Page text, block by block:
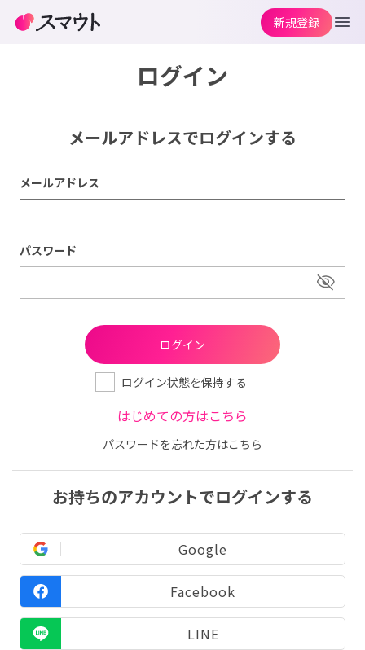
ログイン
メールアドレスでログインする
メールアドレス
パスワード
ログイン状態を保持する
はじめての方はこちら
パスワードを忘れた方はこちら
お持ちのアカウントでログインする
Google
Facebook
LINE
新規登録